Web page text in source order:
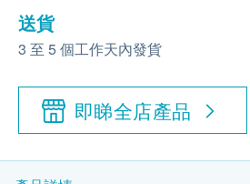
送貨
3 至 5 個工作天內發貨
即睇全店產品